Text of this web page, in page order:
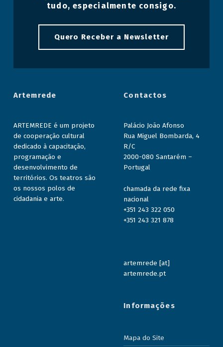
i
d
a
s
tudo, especialmente consigo.
Quero Receber a Newsletter
Artemrede
ARTEMREDE é um projeto
de cooperação cultural
dedicado à capacitação,
programação e
desenvolvimento de
territórios. Os teatros são
os nossos polos de
cidadania e arte.
Contactos
Palácio João Afonso
Rua Miguel Bombarda, 4
R/C
2000-080 Santarém –
Portugal
chamada da rede fixa
nacional
+351 243 322 050
+351 243 321 878
artemrede [at]
artemrede.pt
Informações
Mapa do Site